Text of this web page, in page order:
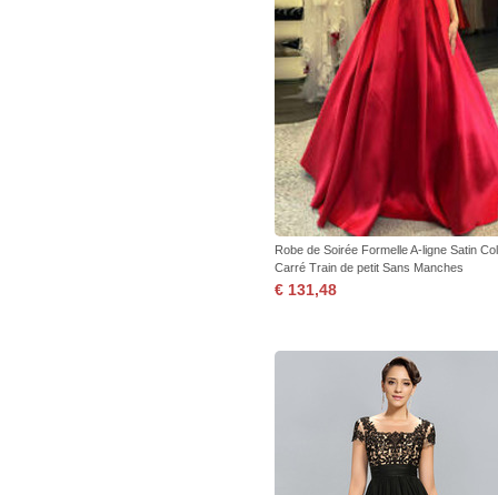
Robe de Soirée Formelle A-ligne Satin Col
Carré Train de petit Sans Manches
€ 131,48